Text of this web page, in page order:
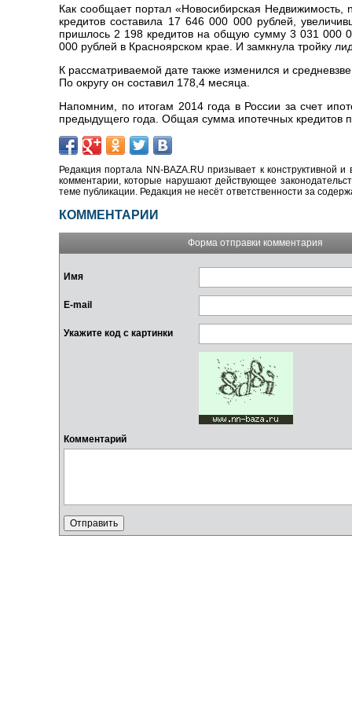
Как сообщает портал «Новосибирская
кредитов составила 17 646 000 000 рублей,
пришлось 2 198 кредитов на общую сумму 3 031 000
000 рублей в Красноярском крае. И замкнула тройку
К рассматриваемой дате также изменился и
По округу он составил 178,4 месяца.
Напомним, по итогам 2014 года в России за счет
предыдущего года. Общая сумма ипотечных кредитов
Редакция портала NN-BAZA.RU призывает к конструктивной
комментарии, которые нарушают действующее
теме публикации. Редакция не несёт ответственности за
КОММЕНТАРИИ
Форма отправки комментария
Имя
E-mail
Укажите код с картинки
Комментарий